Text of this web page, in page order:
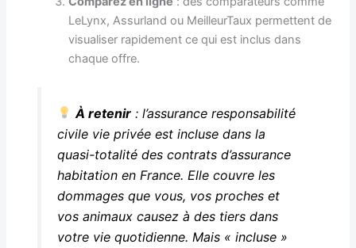
LeLynx, Assurland ou MeilleurTaux permettent de
visualiser rapidement ce qui est inclus dans
chaque offre.
À retenir: l’assurance responsabilité
civile vie privée est incluse dans la
quasi-totalité des contrats d’assurance
habitation en France. Elle couvre les
dommages que vous, vos proches et
vos animaux causez à des tiers dans
votre vie quotidienne. Mais « incluse »